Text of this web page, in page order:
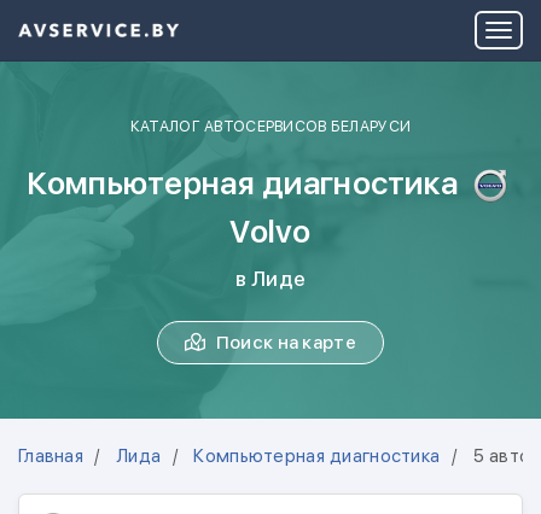
КАТАЛОГ АВТОСЕРВИСОВ БЕЛАРУСИ
Компьютерная диагностика
Volvo
в Лиде
Поиск на карте
Главная Лида Компьютерная диагностика 5